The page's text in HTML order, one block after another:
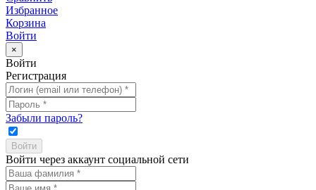
Избранное
Корзина
Войти
×
Войти
Регистрация
Забыли пароль?
Войти через аккаунт социальной сети